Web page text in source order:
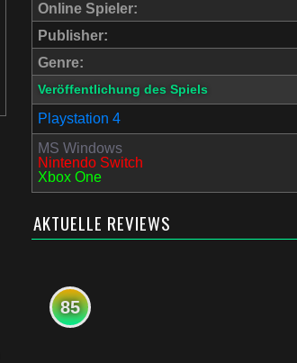
Online Spieler:
Publisher:
Genre:
Veröffentlichung des Spiels
Playstation 4
MS Windows
Nintendo Switch
Xbox One
AKTUELLE REVIEWS
85